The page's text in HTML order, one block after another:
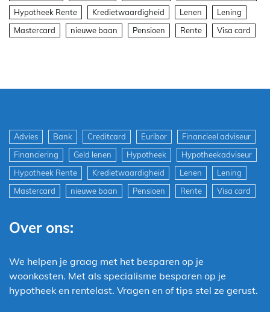
Hypotheek Rente
Kredietwaardigheid Lenen
Lening
Mastercard
nieuwe baan Pensioen Rente Visa card
Advies Bank Creditcard Euribor
Financieel adviseur
Financiering
Geld lenen Hypotheek
Hypotheekadviseur
Hypotheek Rente
Kredietwaardigheid Lenen
Lening
Mastercard
nieuwe baan Pensioen Rente Visa card
Over ons:
We helpen je graag met het besparen op je
woonkosten. Met als specialisme besparen op je
hypotheek en rentelast. Vragen en of tips stel ze gerust.